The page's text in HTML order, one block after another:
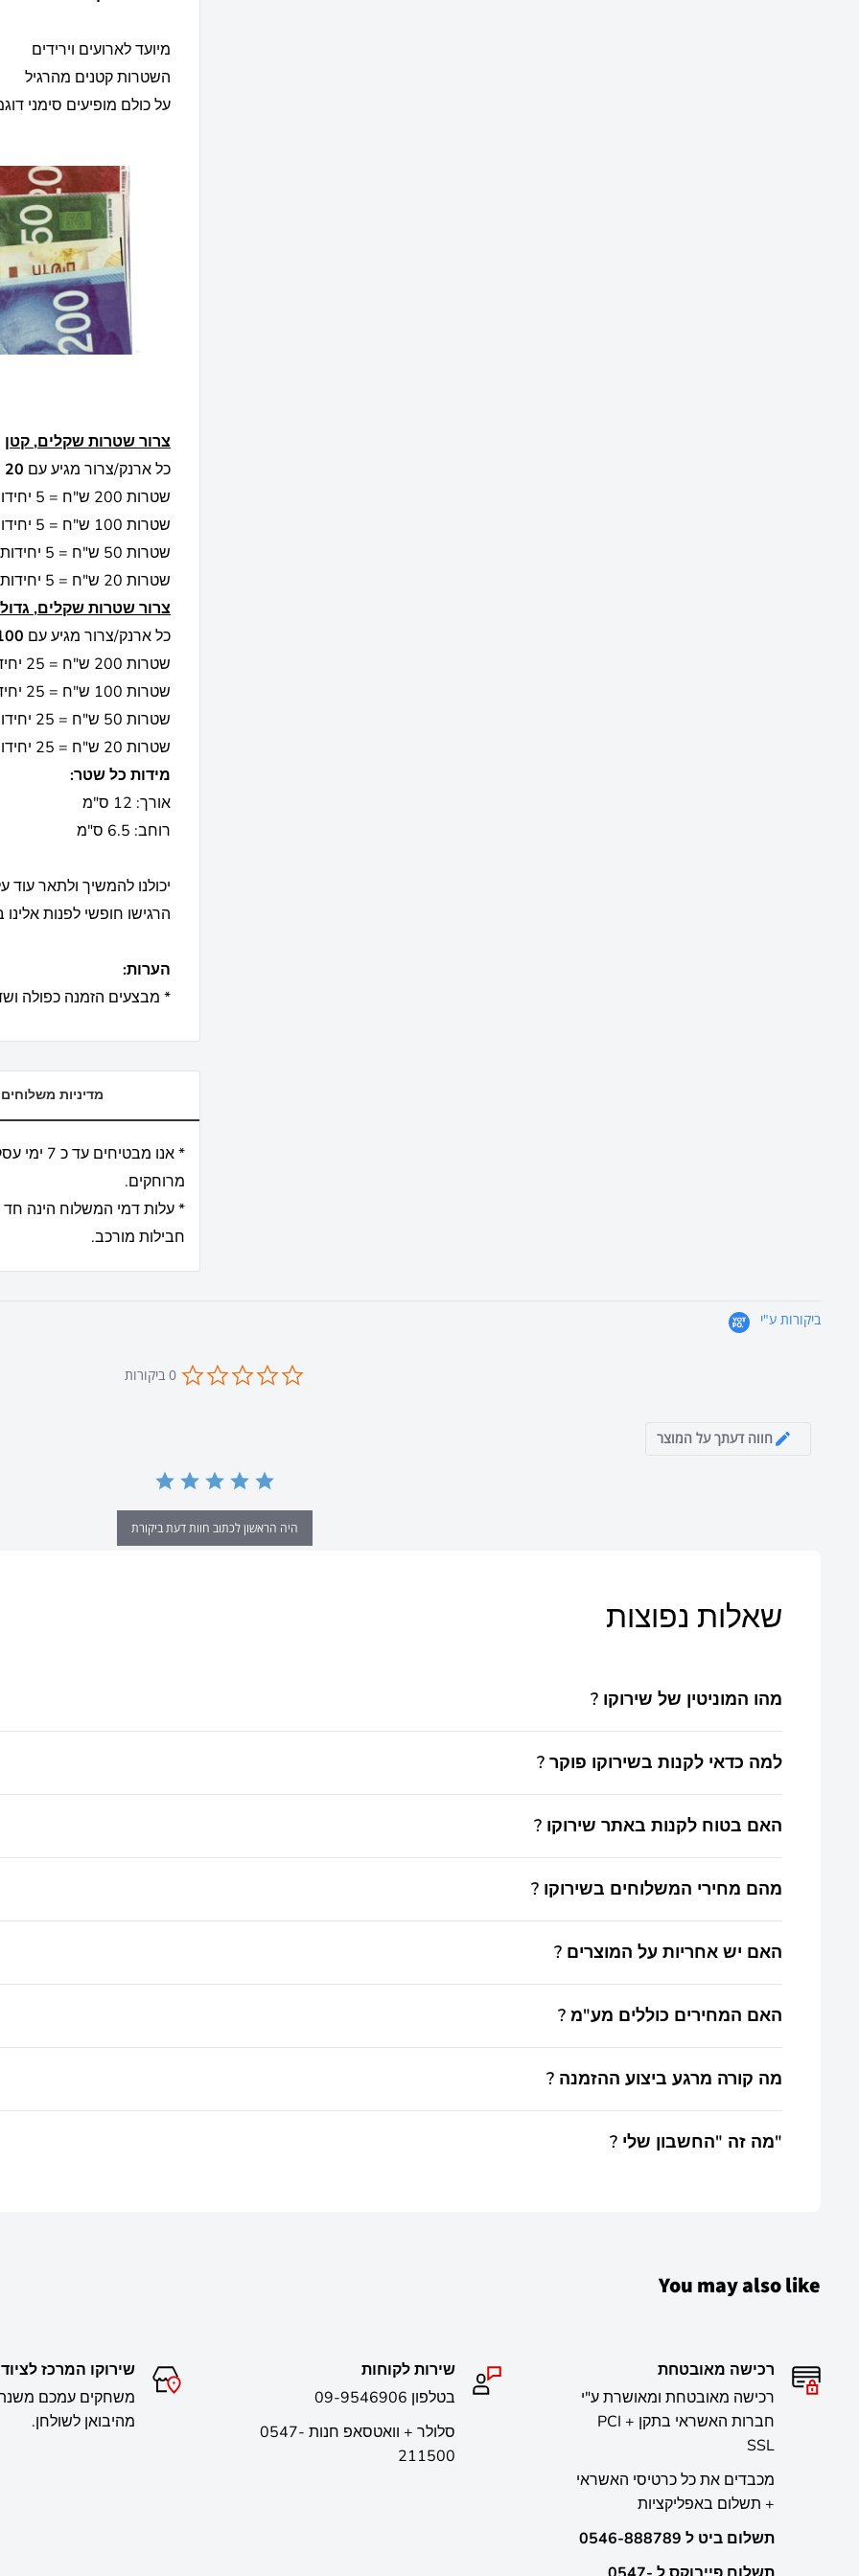
מיועד לארועים וירידים
השטרות קטנים מהרגיל
על כולם מופיעים סימני
צרור שטרות שקלים, קטן
כל ארנק/צרור מגיע עם 20
שטרות 200 ש"ח = 5 יחידות
שטרות 100 ש"ח = 5 יחידות
שטרות 50 ש"ח = 5 יחידות
שטרות 20 ש"ח = 5 יחידות
צרור שטרות שקלים, גדול
כל ארנק/צרור מגיע עם
שטרות 200 ש"ח = 25 יחידות
שטרות 100 ש"ח = 25 יחידות
שטרות 50 ש"ח = 25 יחידות
שטרות 20 ש"ח = 25 יחידות
מידות כל שטר:
אורך: 12 ס"מ
רוחב: 6.5 ס"מ
יכולנו להמשיך ולתאר עוד
הרגישו חופשי לפנות
הערות:
* מבצעים הזמנה כפולה
מדיניות משלוחים
מרוחקים.
* עלות דמי המשלוח הינה חד
חבילות מורכב.
ביקורות ע"י
star
0 ביקורות
חווה דעתך על המוצר
היה הראשון לכתוב חוות דעת ביקורת
שאלות נפוצות
? מהו המוניטין של שירוקו
? למה כדאי לקנות בשירוקו פוקר
? האם בטוח לקנות באתר שירוקו
ברשותנו כל מידע כחוק.
? מהם מחירי המשלוחים בשירוקו
39 ₪.
? האם יש אחריות על המוצרים
? האם המחירים כוללים מע"מ
? מה קורה מרגע ביצוע ההזמנה
? מה זה "החשבון שלי"
You may also like
שירוקו המרכז
מהיבואן לשולחן.
שירות לקוחות
בטלפון 09-9546906
סלולר + וואטסאפ חנות 0547-
211500
רכישה מאובטחת
רכישה מאובטחת ומאושרת ע"י
חברות האשראי בתקן PCI +
SSL
מכבדים את כל כרטיסי האשראי
+ תשלום באפליקציות
תשלום ביט ל 0546-888789